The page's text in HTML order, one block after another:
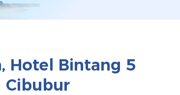
Hotel Bintang 5
Cibubur